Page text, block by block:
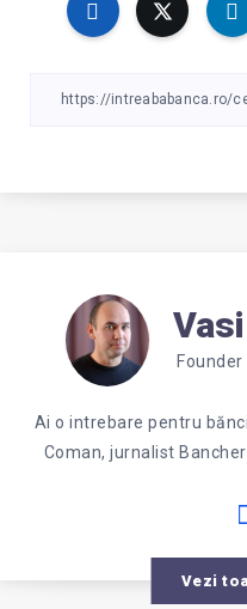
Ai o intrebare pentru
Coman, jurnalist
Vezi